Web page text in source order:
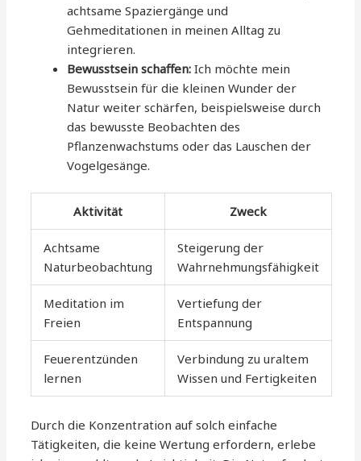
achtsame Spaziergänge und
Gehmeditationen in meinen Alltag zu
integrieren.
Bewusstsein schaffen: Ich möchte mein
Bewusstsein für die kleinen Wunder der
Natur weiter schärfen, beispielsweise durch
das bewusste Beobachten des
Pflanzenwachstums oder das Lauschen der
Vogelgesänge.
Aktivität Zweck
Achtsame
Naturbeobachtung
Steigerung der
Wahrnehmungsfähigkeit
Meditation im
Freien
Vertiefung der
Entspannung
Feuerentzünden
lernen
Verbindung zu uraltem
Wissen und Fertigkeiten
Durch die Konzentration auf solch einfache
Tätigkeiten, die keine Wertung erfordern, erlebe